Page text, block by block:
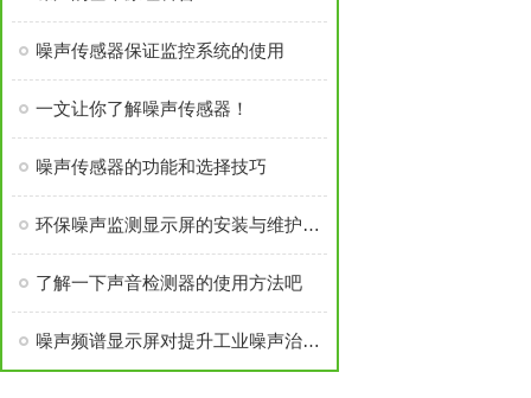
噪声传感器保证监控系统的使用
一文让你了解噪声传感器！
噪声传感器的功能和选择技巧
环保噪声监测显示屏的安装与维护指南
了解一下声音检测器的使用方法吧
噪声频谱显示屏对提升工业噪声治理效率的影响